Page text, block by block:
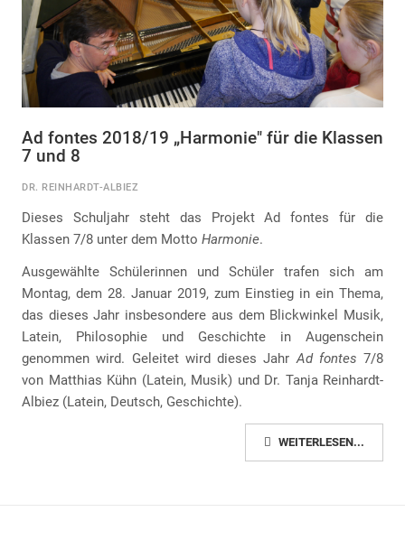
Ad fontes 2018/19 „Harmonie" für die Klassen
7 und 8
DR. REINHARDT-ALBIEZ
Dieses Schuljahr steht das Projekt Ad fontes für die
Klassen 7/8 unter dem Motto Harmonie.
Ausgewählte Schülerinnen und Schüler trafen sich am
Montag, dem 28. Januar 2019, zum Einstieg in ein Thema,
das dieses Jahr insbesondere aus dem Blickwinkel Musik,
Latein, Philosophie und Geschichte in Augenschein
genommen wird. Geleitet wird dieses JahrAd fontes 7/8
von Matthias Kühn (Latein, Musik) und Dr. Tanja Reinhardt-
Albiez (Latein, Deutsch, Geschichte).
WEITERLESEN...